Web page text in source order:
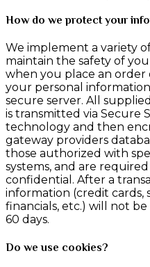
How do we protect your
We implement a variety
maintain the safety of
when you place an order
your personal
secure server. All
is transmitted via Secure
technology and then
gateway providers
those authorized with
systems, and are
confidential. After a
information (credit cards,
financials, etc.) will not
60 days.
Do we use cookies?